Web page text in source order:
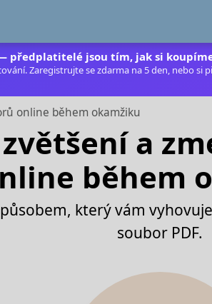
předplatitelé jsou tím, jak si
Zaregistrujte se zdarma na 5 den, nebo
online během okamžiku
a
během
který vám
soubor PDF.